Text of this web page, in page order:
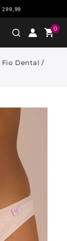
299,99
0
Fio Dental /